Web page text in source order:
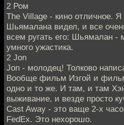
2 Ром
The Village - кино отличное.
Шьямалана видел, и все
всем ругать его: Шьямалан -
умного ужастика.
2 Jon
Jon - молодец! Толково
Вообще фильм Изгой и
одно и то же. И там, и там
выживание, и везде просто
Cast Away - это ваще 2-х
FedEx. Это нехорошо.